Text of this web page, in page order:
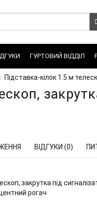
ГУРТОВИЙ ВІДДІЛ
Підставка-кілок 1.5 м
ВІДГУКИ (0)